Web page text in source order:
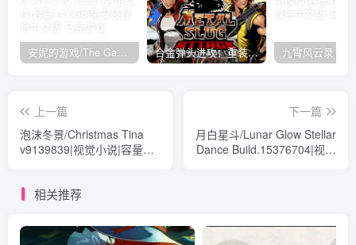
安妮的游戏/The Game of Annie v0.99981|射击动作|容量14.6GB|免安装绿色中文版 合金弹头进攻：重装上阵/METAL SLUG ATTACK RELOADED Build.16214511|策略模拟|容量2.7GB|免安装绿色中文版
上一篇
泡沫冬景/Christmas Tina
v9139839|视觉小说|容量
下一篇
月白星斗/Lunar Glow Stellar
Dance Build.15376704|视觉
相关推荐